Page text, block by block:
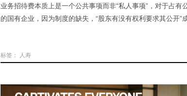
业务招待费本质上是一个公共事项而非“私人事项”，对于占
的国有企业，因为制度的缺失，“股东有没有权利要求其公开”
标签： 人寿